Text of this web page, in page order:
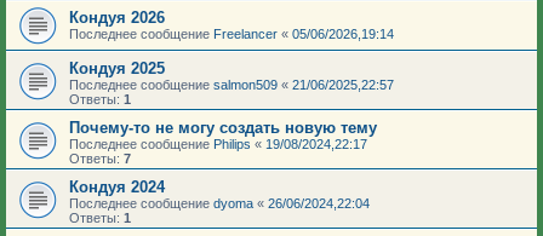
Кондуя 2026
Последнее сообщение Freelancer « 05/06/2026,19:14
Кондуя 2025
Последнее сообщение salmon509 « 21/06/2025,22:57
Ответы: 1
Почему-то не могу создать новую тему
Последнее сообщение Philips « 19/08/2024,22:17
Ответы: 7
Кондуя 2024
Последнее сообщение dyoma « 26/06/2024,22:04
Ответы: 1